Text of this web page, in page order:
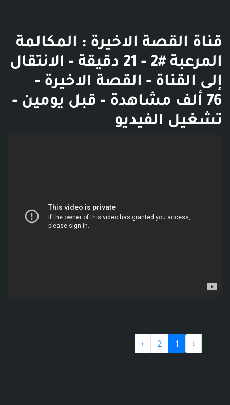
قناة القصة الاخيرة : المكالمة
المرعبة #2 - 21 دقيقة - الانتقال
إلى القناة - القصة الاخيرة -
76 ألف مشاهدة - قبل يومين -
تشغيل الفيديو
‹
1
2
›